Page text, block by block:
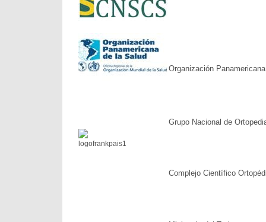
Organización
Grupo Nacional de
Complejo Científico